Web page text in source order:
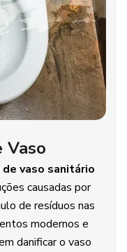
Vaso
vaso sanitário
causadas por
de resíduos nas
modernos e
danificar o vaso